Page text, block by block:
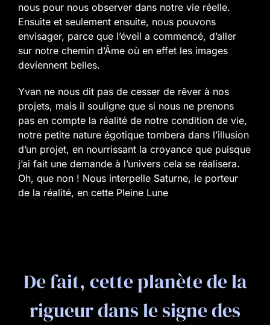
nous pour nous observer dans notre vie réelle.
Ensuite et seulement ensuite, nous pouvons
envisager, parce que l’éveil a commencé, d’aller
sur notre chemin d’Âme où en effet les images
deviennent belles.
Yvan ne nous dit pas de cesser de rêver à nos
projets, mais il souligne que si nous ne prenons
pas en compte la réalité de notre condition de vie,
notre petite nature égotique tombera dans l’illusion
d’un projet, en nourrissant la croyance que puisque
j’ai fait une demande à l’univers cela se réalisera.
Oh, que non ! Nous interpelle Saturne, le porteur
de la réalité, en cette Pleine Lune
De fait, cette planète de la
rigueur dans le signe des